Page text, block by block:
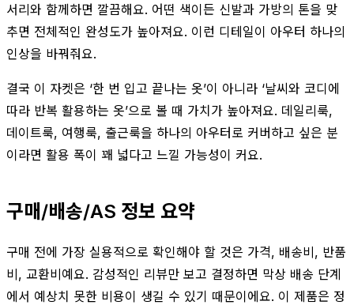
서리와 함께하면 깔끔해요. 어떤 색이든 신발과 가방의 톤을 맞
추면 전체적인 완성도가 높아져요. 이런 디테일이 아우터 하나의
인상을 바꿔줘요.
결국 이 자켓은 ‘한 번 입고 끝나는 옷’이 아니라 ‘날씨와 코디에
따라 반복 활용하는 옷’으로 볼 때 가치가 높아져요. 데일리룩,
데이트룩, 여행룩, 출근룩을 하나의 아우터로 커버하고 싶은 분
이라면 활용 폭이 꽤 넓다고 느낄 가능성이 커요.
구매/배송/AS 정보 요약
구매 전에 가장 실용적으로 확인해야 할 것은 가격, 배송비, 반품
비, 교환비예요. 감성적인 리뷰만 보고 결정하면 막상 배송 단계
에서 예상치 못한 비용이 생길 수 있기 때문이에요. 이 제품은 정